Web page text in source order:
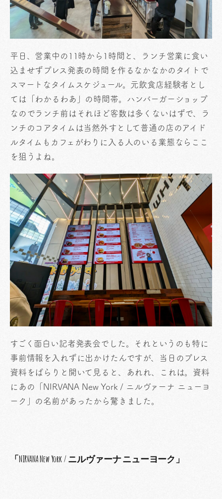
平日、営業中の11時から1時間と、ランチ営業に食い
込ませずプレス発表の時間を作るなかなかのタイトで
スマートなタイムスケジュール。元飲食店経験者とし
ては「わかるわあ」の時間帯。ハンバーガーショップ
なのでランチ前はそれほど客数は多くないはずで、ラ
ンチのコアタイムは当然外すとして普通の店のアイド
ルタイムもカフェがわりに入る人のいる業態ならここ
を狙うよね。
すごく面白い記者発表会でした。それというのも特に
事前情報を入れずに出かけたんですが、当日のプレス
資料をぱらりと開いて見ると、あれれ、これは。資料
にあの「NIRVANA New York / ニルヴァーナ ニューヨ
ーク」の名前があったから驚きました。
「NIRVANA New York / ニルヴァーナ ニューヨーク」